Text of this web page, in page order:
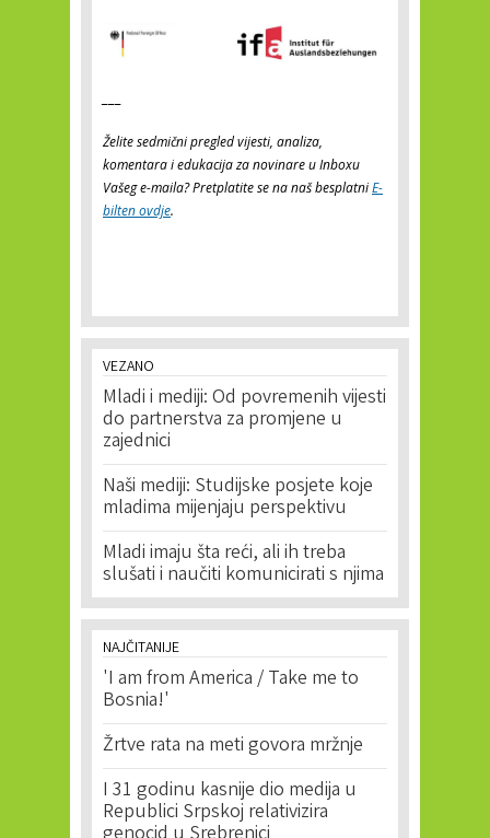
Želite sedmični pregled vijesti, analiza,
komentara i edukacija za novinare u Inboxu
Vašeg e-maila? Pretplatite se na naš besplatniE-
bilten ovdje.
VEZANO
Mladi i mediji: Od povremenih vijesti
do partnerstva za promjene u
zajednici
Naši mediji: Studijske posjete koje
mladima mijenjaju perspektivu
Mladi imaju šta reći, ali ih treba
slušati i naučiti komunicirati s njima
NAJČITANIJE
'I am from America / Take me to
Bosnia!'
Žrtve rata na meti govora mržnje
I 31 godinu kasnije dio medija u
Republici Srpskoj relativizira